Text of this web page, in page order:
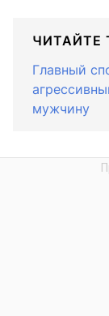
ЧИТАЙТЕ
Главный
мужчину